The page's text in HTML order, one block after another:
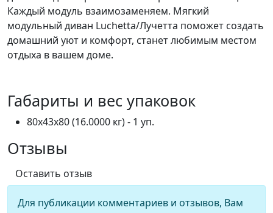
Каждый модуль взаимозаменяем. Мягкий
модульный диван Luchetta/Лучетта поможет создать
домашний уют и комфорт, станет любимым местом
отдыха в вашем доме.
Габариты и вес упаковок
80x43x80 (16.0000 кг) - 1 уп.
Отзывы
Оставить отзыв
Для публикации комментариев и отзывов, Вам